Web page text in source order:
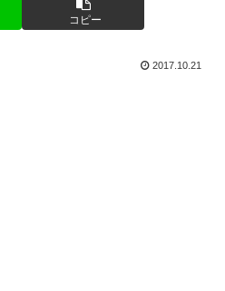
コピー
2017.10.21